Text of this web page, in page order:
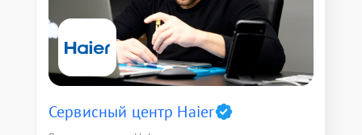
Сервисный центр Haier